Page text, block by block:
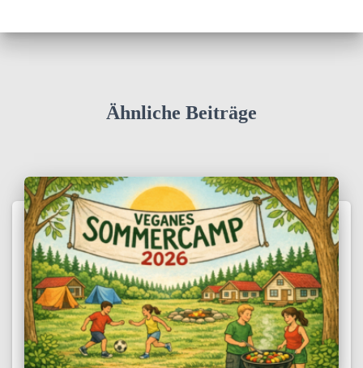
Ähnliche Beiträge